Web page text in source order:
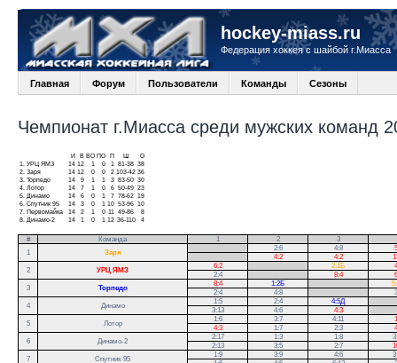
hockey-miass.ru
Федерация хоккея с шайбой г.Миасса
Главная Форум Пользователи Команды Сезоны
Чемпионат г.Миасса среди мужских команд
И В ВО ПО П
О
1.
УРЦ ЯМЗ 14 12 1 0 1 81-38 38
2. Заря 14 12 0 0 2 103-42 36
3. Торпедо 14 9 1 1 3 83-50 30
4. Лотор 14 7 1 0 6 50-49 23
5.
Динамо 14 6 0 1 7 78-62 19
6. Спутник 95 14 3 0 1 10 53-96 10
7.
Первомайка 14 2 1 0 11 49-86
8
8.
Динамо-2 14 1 0 1 12 36-110 4
# Команда 1 2 3
1
Заря
2:6 4:8
4:2 4:2
2
УРЦ ЯМЗ
6:2 2:1Б
2:4
8:4
3
Торпедо
8:4 1:2Б
2:4
4:8
4
Динамо
1:5 2:4 4:5Д
3:13
4:6 4:3
5
Лотор
1:6 3:7 4:11
4:3
1:7 2:3
6
Динамо-2
2:17 1:3 1:8
2:13
3:5 2:7
7
Спутник 95
1:9 3:9 4:6